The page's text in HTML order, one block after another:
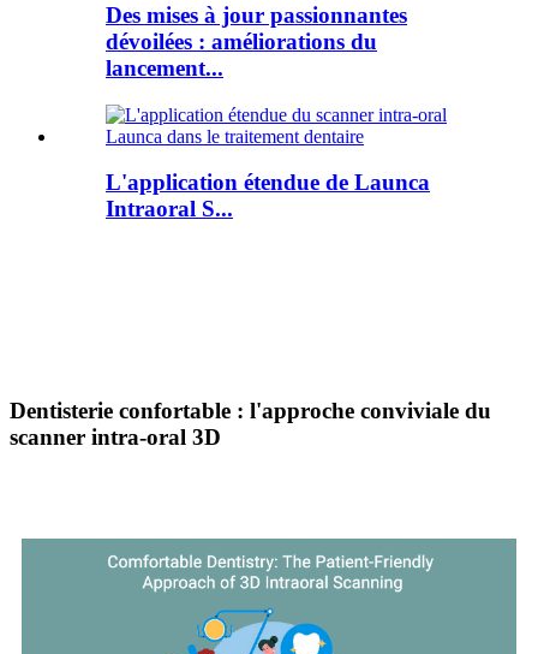
Des mises à jour passionnantes
dévoilées : améliorations du
lancement...
L'application étendue de Launca
Intraoral S...
Dentisterie confortable : l'approche conviviale du
scanner intra-oral 3D